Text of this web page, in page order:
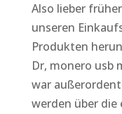
Also lieber
unseren
Produkten
Dr, monero usb
war
werden über die